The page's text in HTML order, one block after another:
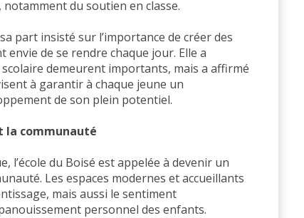
du soutien en classe.
part insisté sur l’importance de créer des
de se rendre chaque jour. Elle a
demeurent importants, mais a affirmé
à garantir à chaque jeune un
de son plein potentiel.
la communauté
l’école du Boisé est appelée à devenir un
Les espaces modernes et accueillants
mais aussi le sentiment
personnel des enfants.